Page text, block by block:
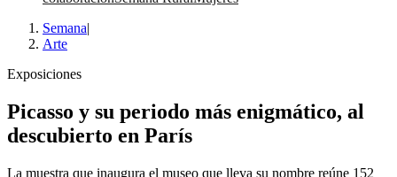
Semana|
Arte
Exposiciones
Picasso y su periodo más enigmático, al
descubierto en París
La muestra que inaugura el museo que lleva su nombre reúne 152